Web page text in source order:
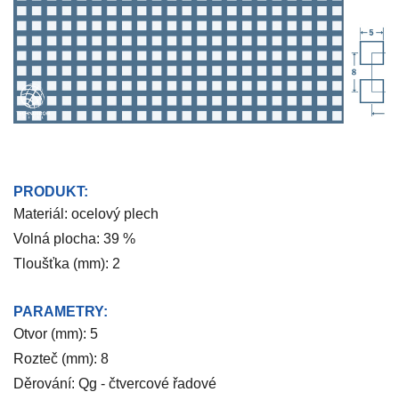
PRODUKT:
Materiál: ocelový plech
Volná plocha: 39 %
Tloušťka (mm): 2
PARAMETRY:
Otvor (mm): 5
Rozteč (mm): 8
Děrování: Qg - čtvercové řadové